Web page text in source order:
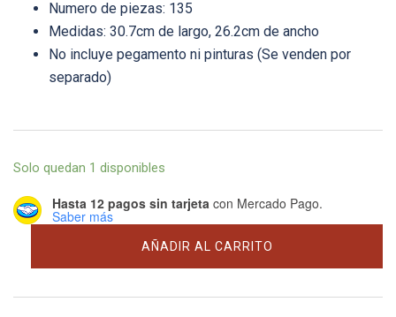
Numero de piezas: 135
Medidas: 30.7cm de largo, 26.2cm de ancho
No incluye pegamento ni pinturas (Se venden por
separado)
Solo quedan 1 disponibles
Hasta 12 pagos sin tarjeta con Mercado Pago.
Saber más
HAR.3/Mk.43
AÑADIR AL CARRITO